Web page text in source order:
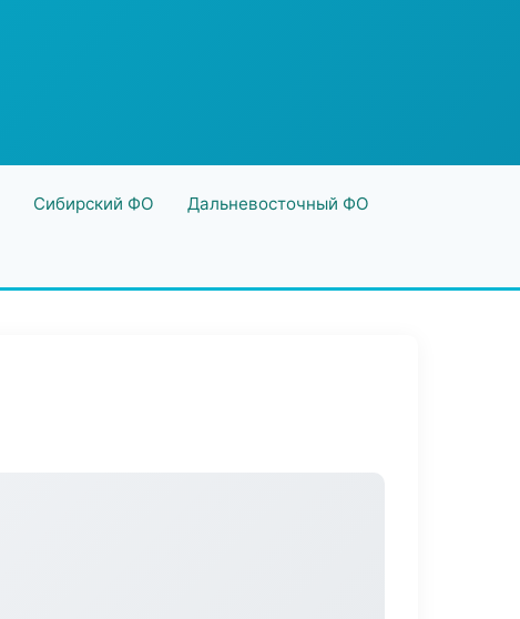
Сибирский ФО Дальневосточный ФО